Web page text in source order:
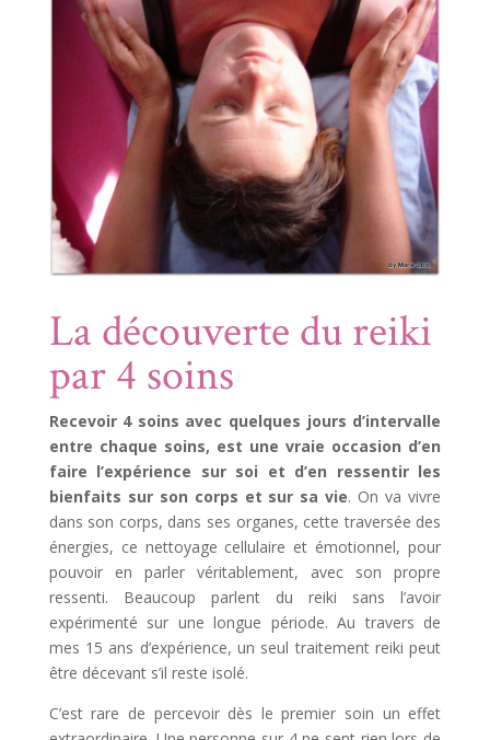
La découverte du reiki
par 4 soins
Recevoir 4 soins avec quelques jours d’intervalle
entre chaque soins, est une vraie occasion d’en
faire l’expérience sur soi et d’en ressentir les
bienfaits sur son corps et sur sa vie. On va vivre
dans son corps, dans ses organes, cette traversée des
énergies, ce nettoyage cellulaire et émotionnel, pour
pouvoir en parler véritablement, avec son propre
ressenti. Beaucoup parlent du reiki sans l’avoir
expérimenté sur une longue période. Au travers de
mes 15 ans d’expérience, un seul traitement reiki peut
être décevant s’il reste isolé.
C’est rare de percevoir dès le premier soin un effet